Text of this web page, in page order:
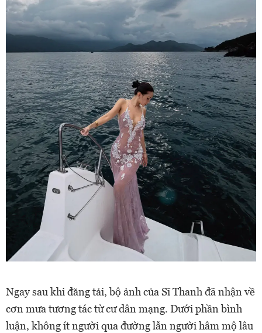
Ngay sau khi đăng tải, bộ ảnh của Sĩ Thanh đã nhận về
cơn mưa tương tác từ cư dân mạng. Dưới phần bình
luận, không ít người qua đường lẫn người hâm mộ lâu